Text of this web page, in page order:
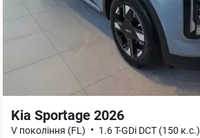
Kia Sportage 2026
V покоління (FL) • 1.6 T-GDi DCT (150 к.с.)